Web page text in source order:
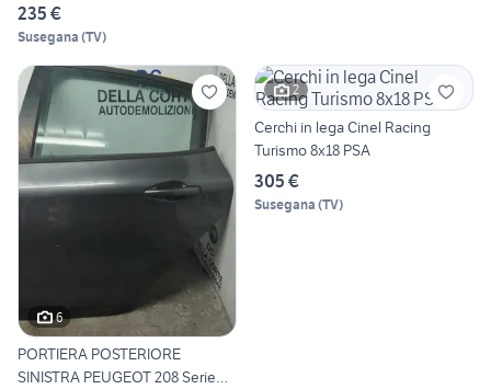
235 €
Susegana (TV)
6
PORTIERA POSTERIORE
SINISTRA PEUGEOT 208 Serie
2
Cerchi in lega Cinel Racing
Turismo 8x18 PSA
305 €
Susegana (TV)